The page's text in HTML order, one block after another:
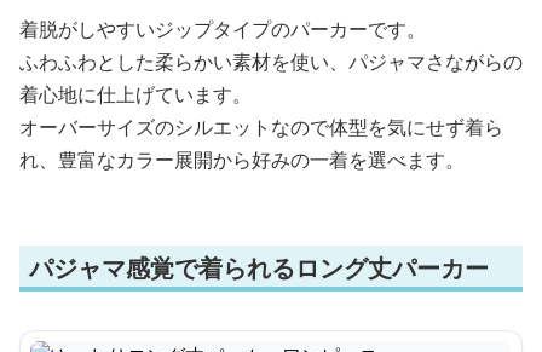
着脱がしやすいジップタイプのパーカーです。
ふわふわとした柔らかい素材を使い、パジャマさながらの
着心地に仕上げています。
オーバーサイズのシルエットなので体型を気にせず着ら
れ、豊富なカラー展開から好みの一着を選べます。
パジャマ感覚で着られるロング丈パーカー